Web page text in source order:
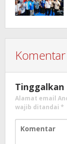
Komentar
Tinggalkan
Alamat email
wajib ditandai *